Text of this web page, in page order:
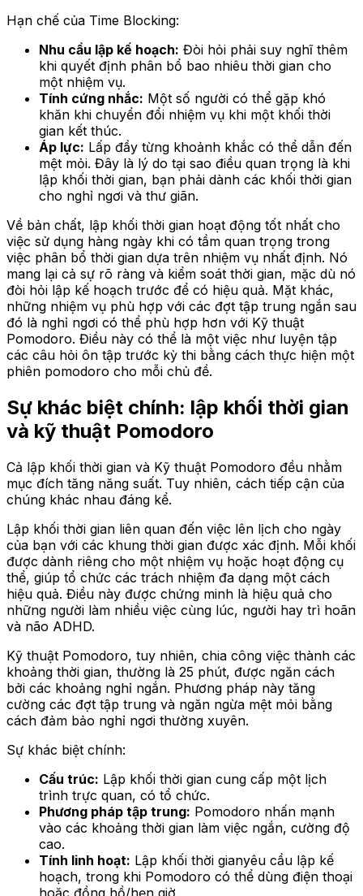
Hạn chế của Time Blocking:
Nhu cầu lập kế hoạch: Đòi hỏi phải suy nghĩ thêm
khi quyết định phân bổ bao nhiêu thời gian cho
một nhiệm vụ.
Tính cứng nhắc: Một số người có thể gặp khó
khăn khi chuyển đổi nhiệm vụ khi một khối thời
gian kết thúc.
Áp lực: Lấp đầy từng khoảnh khắc có thể dẫn đến
mệt mỏi. Đây là lý do tại sao điều quan trọng là khi
lập khối thời gian, bạn phải dành các khối thời gian
cho nghỉ ngơi và thư giãn.
Về bản chất, lập khối thời gian hoạt động tốt nhất cho
việc sử dụng hàng ngày khi có tầm quan trọng trong
việc phân bổ thời gian dựa trên nhiệm vụ nhất định. Nó
mang lại cả sự rõ ràng và kiểm soát thời gian, mặc dù nó
đòi hỏi lập kế hoạch trước để có hiệu quả. Mặt khác,
những nhiệm vụ phù hợp với các đợt tập trung ngắn sau
đó là nghỉ ngơi có thể phù hợp hơn với Kỹ thuật
Pomodoro. Điều này có thể là một việc như luyện tập
các câu hỏi ôn tập trước kỳ thi bằng cách thực hiện một
phiên pomodoro cho mỗi chủ đề.
Sự khác biệt chính: lập khối thời gian
và kỹ thuật Pomodoro
Cả lập khối thời gian và Kỹ thuật Pomodoro đều nhằm
mục đích tăng năng suất. Tuy nhiên, cách tiếp cận của
chúng khác nhau đáng kể.
Lập khối thời gian liên quan đến việc lên lịch cho ngày
của bạn với các khung thời gian được xác định. Mỗi khối
được dành riêng cho một nhiệm vụ hoặc hoạt động cụ
thể, giúp tổ chức các trách nhiệm đa dạng một cách
hiệu quả. Điều này được chứng minh là hiệu quả cho
những người làm nhiều việc cùng lúc, người hay trì hoãn
và não ADHD.
Kỹ thuật Pomodoro, tuy nhiên, chia công việc thành các
khoảng thời gian, thường là 25 phút, được ngăn cách
bởi các khoảng nghỉ ngắn. Phương pháp này tăng
cường các đợt tập trung và ngăn ngừa mệt mỏi bằng
cách đảm bảo nghỉ ngơi thường xuyên.
Sự khác biệt chính:
Cấu trúc: Lập khối thời gian cung cấp một lịch
trình trực quan, có tổ chức.
Phương pháp tập trung: Pomodoro nhấn mạnh
vào các khoảng thời gian làm việc ngắn, cường độ
cao.
Tính linh hoạt: Lập khối thời gianyêu cầu lập kế
hoạch, trong khi Pomodoro có thể dùng điện thoại
hoặc đồng hồ/hẹn giờ.